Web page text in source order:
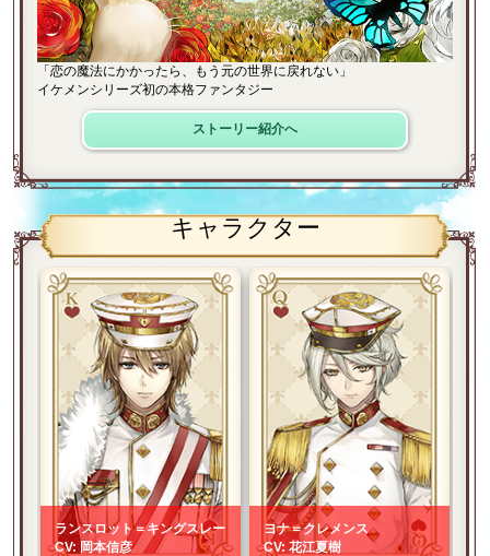
「恋の魔法にかかったら、もう元の世界に戻れない」
イケメンシリーズ初の本格ファンタジー
ストーリー紹介へ
キャラクター
ランスロット＝キングスレー
CV: 岡本信彦
ヨナ＝クレメンス
CV: 花江夏樹